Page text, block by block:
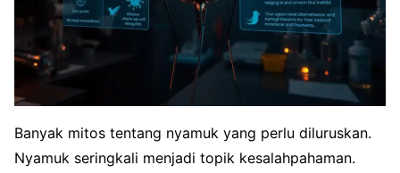
Banyak mitos tentang nyamuk yang perlu diluruskan.
Nyamuk seringkali menjadi topik kesalahpahaman.